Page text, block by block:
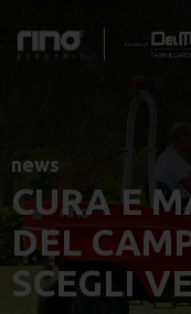
news
CURA E
DEL
SCEGLI